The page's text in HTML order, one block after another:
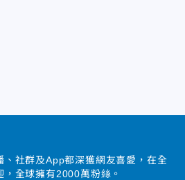
、社群及App都深獲網友喜愛，在全
全球擁有2000萬粉絲。